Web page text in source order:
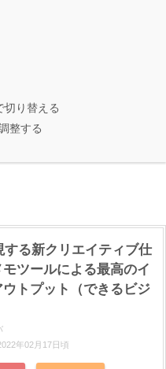
切り替える
整する
る新クリエイティブ仕
ツールによる最高のイ
トプット（できるビジ
年02月17日頃